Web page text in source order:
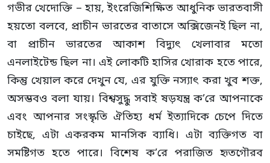
গভীর খেদোক্তি – হায়, ইংরেজিশিক্ষিত আধুনিক ভারতবাসী
হয়তো বলবে, প্রাচীন ভারতের বাতাসে অক্সিজেনই ছিল না,
বা প্রাচীন ভারতের আকাশ বিদ্যুৎ খেলাবার মতো
এনলাইটেন্ড ছিল না। এই লোকটি হাসির খোরাক হতে পারে,
কিন্তু খেয়াল করে দেখুন যে, এর যুক্তি নস্যাৎ করা খুব শক্ত,
অসম্ভবও বলা যায়। বিশ্বসুদ্ধু সবাই ষড়যন্ত্র ক’রে আপনাকে
এবং আপনার সংস্কৃতি ঐতিহ্য ধর্ম ইত্যাদিকে চেপে দিতে
চাইছে, এটা একরকম মানসিক ব্যাধি। এটা ব্যক্তিগত বা
সমষ্টিগত হতে পারে। বিশেষ ক’রে পরাজিত হৃতগৌরব